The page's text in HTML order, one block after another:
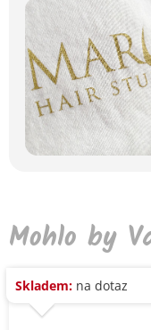
Mohlo by
Skladem: na dotaz